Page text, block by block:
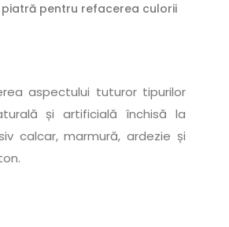
pentru refacerea culorii
aspectului tuturor tipurilor
și artificială închisă la
calcar, marmură, ardezie și